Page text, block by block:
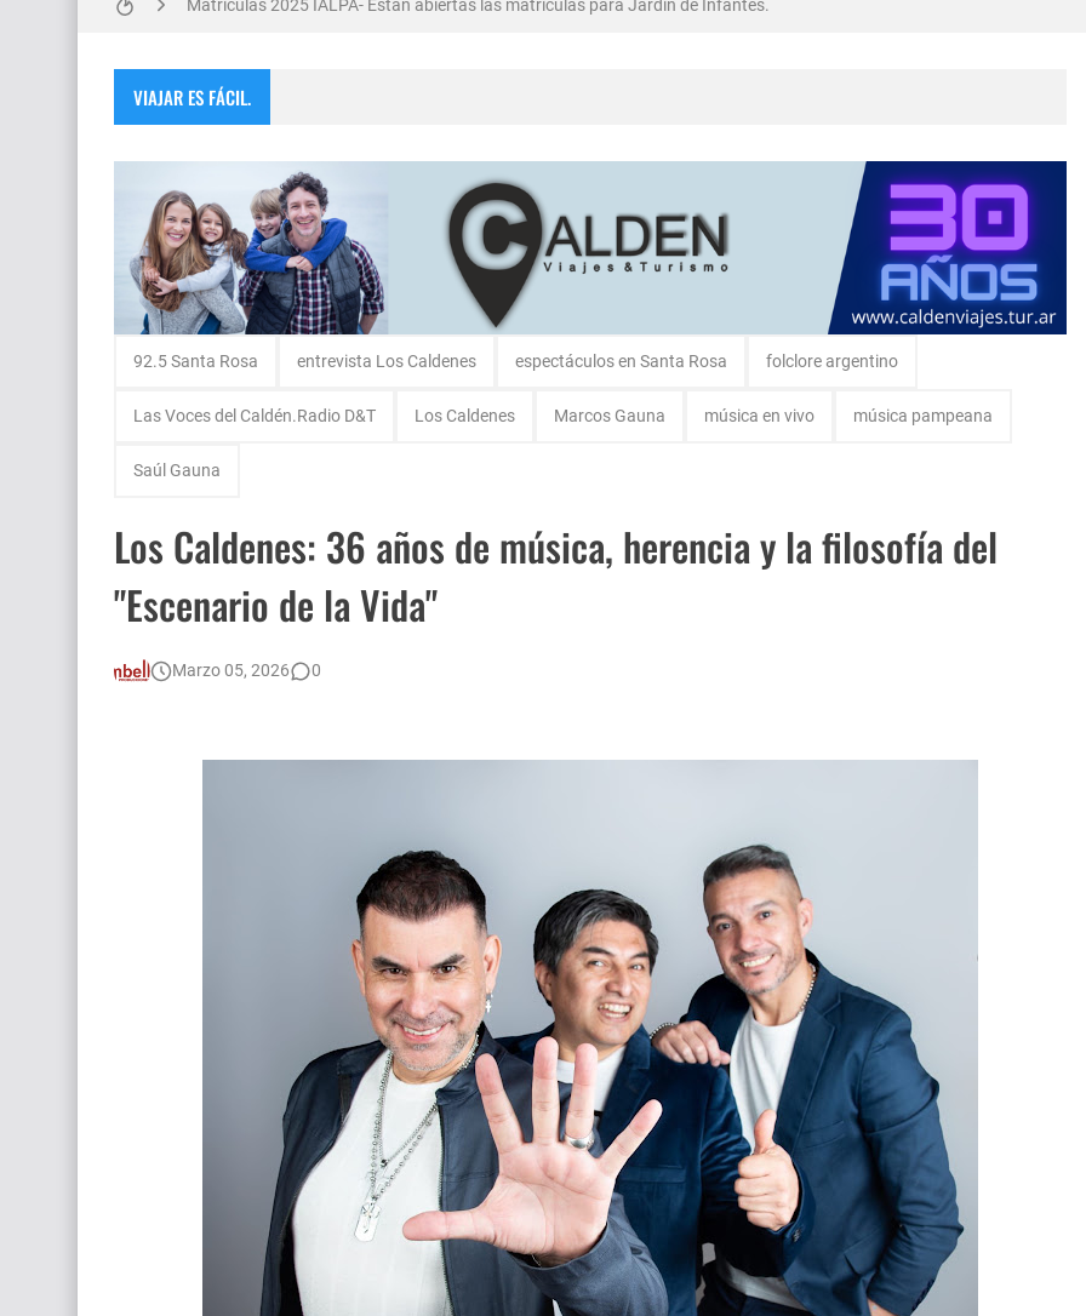
Salud Publica en La Pampa, es cosa seria..
Monte Hermoso, las playas mas cálidas con Norma Abadie.
VIAJAR ES FÁCIL.
92.5 Santa Rosa entrevista Los Caldenes espectáculos en Santa Rosa folclore argentino
Las Voces del Caldén.Radio D&T Los Caldenes Marcos Gauna música en vivo música pampeana
Saúl Gauna
Los Caldenes: 36 años de música, herencia y la filosofía del
"Escenario de la Vida"
Marzo 05, 2026 0